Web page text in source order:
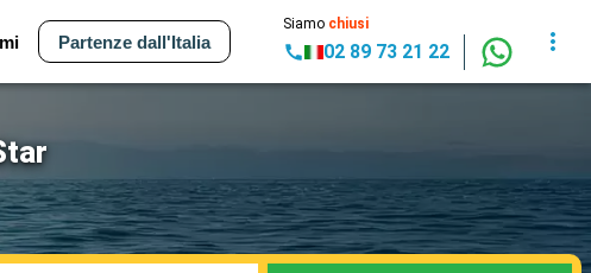
Partenze dall'Italia
Siamo chiusi
02 89 73 21 22